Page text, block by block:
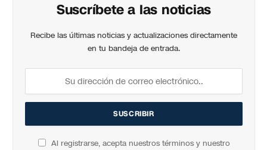
Suscríbete a las noticias
Recibe las últimas noticias y actualizaciones directamente
en tu bandeja de entrada.
Al registrarse, acepta nuestros términos y nuestro